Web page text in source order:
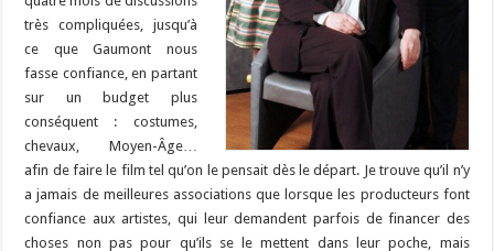
très compliquées, jusqu’à
ce que Gaumont nous
fasse confiance, en partant
sur un budget plus
conséquent : costumes,
chevaux, Moyen-Âge…
afin de faire le film tel qu’on le pensait dès le départ. Je trouve qu’il n’y
a jamais de meilleures associations que lorsque les producteurs font
confiance aux artistes, qui leur demandent parfois de financer des
choses non pas pour qu’ils se le mettent dans leur poche, mais